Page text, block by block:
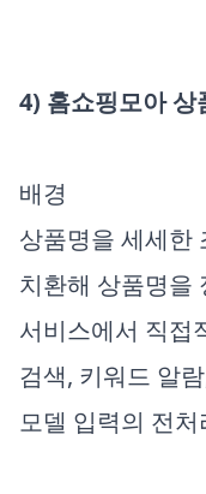
4) 홈쇼핑모아 상
배경
상품명을 세세한
치환해 상품명을
서비스에서 직접
검색, 키워드 알
모델 입력의 전